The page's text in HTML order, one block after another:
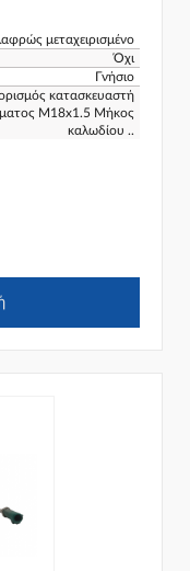
μεταχειρισμένο
Όχι
Γνήσιο
κατασκευαστή
M18x1.5 Μήκος
καλωδίου ..